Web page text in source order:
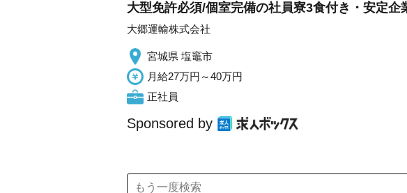
大型免許必須/個室完備の社員寮3食付き・安定
大郷運輸株式会社
宮城県 塩竈市
月給27万円～40万円
正社員
Sponsored by